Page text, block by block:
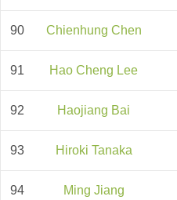
90 Chienhung Chen
91 Hao Cheng Lee
92 Haojiang Bai
93 Hiroki Tanaka
94 Ming Jiang